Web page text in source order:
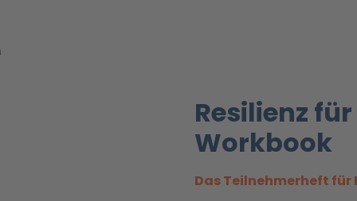
Resilienz
Workbook
Das Teilnehmerheft